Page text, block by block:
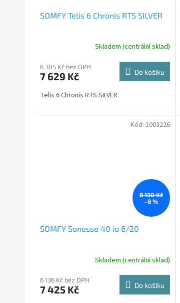
SOMFY Telis 6 Chronis RTS SILVER
Skladem (centrální sklad)
6 305 Kč bez DPH
7 629 Kč Do košíku
Telis 6 Chronis RTS SILVER
8 130 Kč
–8 %
SOMFY Sonesse 40 io 6/20
Skladem (centrální sklad)
6 136 Kč bez DPH
7 425 Kč Do košíku
Kód: 1003226